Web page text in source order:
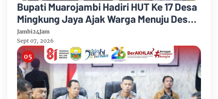
Bupati Muarojambi Hadiri HUT Ke 17 Desa
Mingkung Jaya Ajak Warga Menuju Desa
Mandiri 2026
Jambi24Jam
Sept 07, 2026